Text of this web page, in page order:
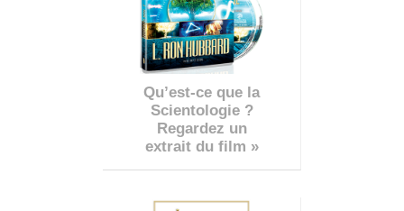
Qu’est-ce que la
Scientologie ?
Regardez un
extrait du film »